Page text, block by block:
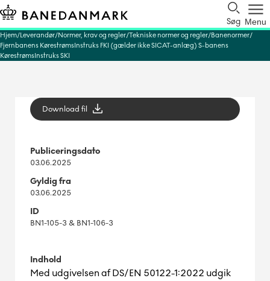
Søg Menu
Hjem Leverandør Normer, krav og regler Tekniske normer og regler Banenormer
Fjernbanens KørestrømsInstruks FKI (gælder ikke SICAT-anlæg) S-banens
KørestrømsInstruks SKI
Download fil
Publiceringsdato
03.06.2025
Gyldig fra
03.06.2025
ID
BN1-105-3 & BN1-106-3
Indhold
Med udgivelsen af DS/EN 50122-1:2022 udgik